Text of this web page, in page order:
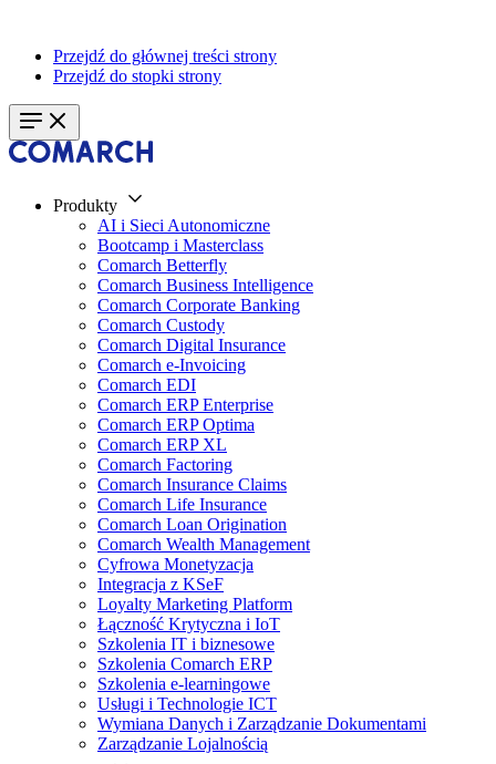
Przejdź do głównej treści strony
Przejdź do stopki strony
Produkty
AI i Sieci Autonomiczne
Bootcamp i Masterclass
Comarch Betterfly
Comarch Business Intelligence
Comarch Corporate Banking
Comarch Custody
Comarch Digital Insurance
Comarch e-Invoicing
Comarch EDI
Comarch ERP Enterprise
Comarch ERP Optima
Comarch ERP XL
Comarch Factoring
Comarch Insurance Claims
Comarch Life Insurance
Comarch Loan Origination
Comarch Wealth Management
Cyfrowa Monetyzacja
Integracja z KSeF
Loyalty Marketing Platform
Łączność Krytyczna i IoT
Szkolenia IT i biznesowe
Szkolenia Comarch ERP
Szkolenia e-learningowe
Usługi i Technologie ICT
Wymiana Danych i Zarządzanie Dokumentami
Zarządzanie Lojalnością